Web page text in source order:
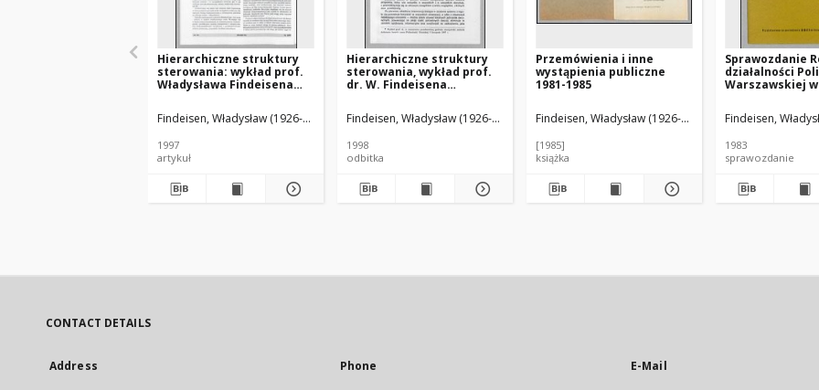
Hierarchiczne struktury
sterowania: wykład prof.
Władysława Findeisena
uroczystości nadania Mu
doktoratu honoris causa
listopada 1997 r.
Findeisen, Władysław (1926-2023)
1997
artykuł
Hierarchiczne struktury
sterowania, wykład prof.
dr. W. Findeisena
uroczystości nadania
doktoratu honoris causa
listopada 1997 r.
Findeisen, Władysław (1926-2023)
1998
odbitka
Przemówienia i inne
wystąpienia publiczne
1981-1985
Findeisen, Władysław (1926-2023)
[1985]
książka
Sprawozdanie
działalności
Warszawskiej
przedstawione
posiedzeniu
Findeisen,
1983
sprawozdanie
CONTACT DETAILS
Address Phone E-Mail